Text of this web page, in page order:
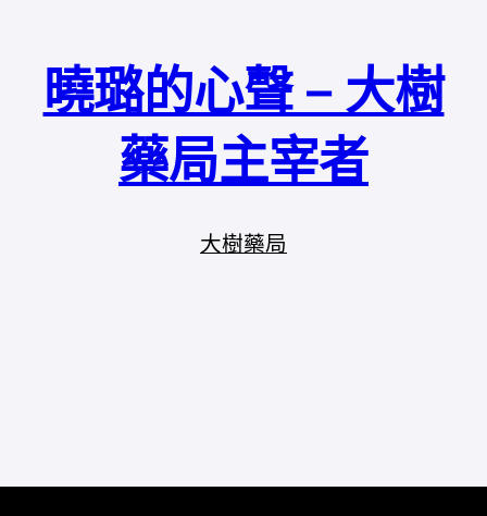
曉璐的心聲 – 大樹
藥局主宰者
大樹藥局